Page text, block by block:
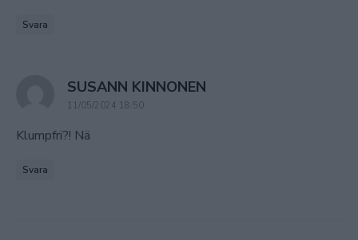
Svara
SUSANN KINNONEN
11/05/2024 18:50
Klumpfri?! Nä
Svara